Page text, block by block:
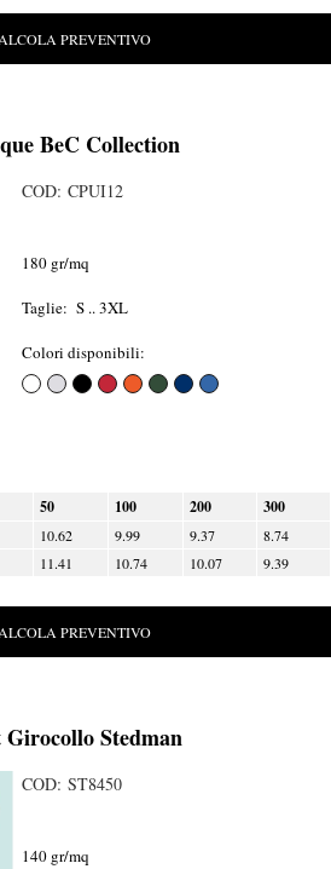
PREVENTIVO
BeC Collection
COD: CPUI12
180 gr/mq
Taglie: S .. 3XL
Colori disponibili:
50 100 200 300
10.62 9.99 9.37
8.74
11.41 10.74 10.07 9.39
PREVENTIVO
Stedman
COD: ST8450
140 gr/mq